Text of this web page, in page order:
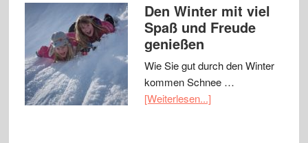
Den Winter mit viel
Spaß und Freude
genießen
Wie Sie gut durch den Winter
kommen Schnee …
[Weiterlesen...]